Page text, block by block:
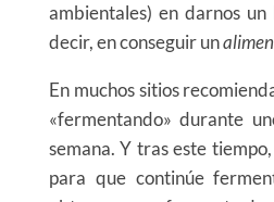
ambientales) en darnos
decir, en conseguir un
En muchos sitios
«fermentando» durante
semana. Y tras este
para que continúe